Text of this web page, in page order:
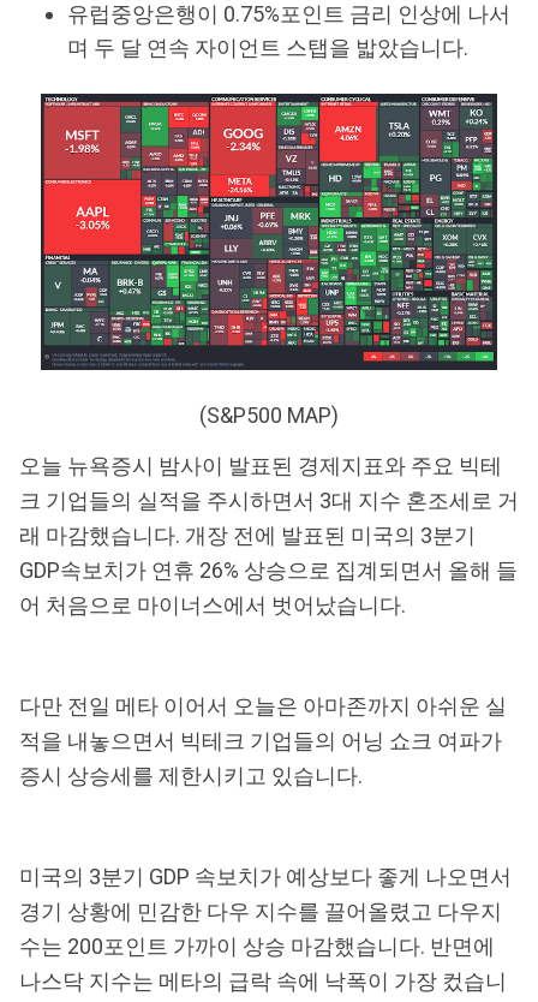
유럽중앙은행이 0.75%포인트 금리 인상에 나서
며 두 달 연속 자이언트 스탭을 밟았습니다.
(S&P500 MAP)
오늘 뉴욕증시 밤사이 발표된 경제지표와 주요 빅테
크 기업들의 실적을 주시하면서 3대 지수 혼조세로 거
래 마감했습니다. 개장 전에 발표된 미국의 3분기
GDP속보치가 연휴 26% 상승으로 집계되면서 올해 들
어 처음으로 마이너스에서 벗어났습니다.
다만 전일 메타 이어서 오늘은 아마존까지 아쉬운 실
적을 내놓으면서 빅테크 기업들의 어닝 쇼크 여파가
증시 상승세를 제한시키고 있습니다.
미국의 3분기 GDP 속보치가 예상보다 좋게 나오면서
경기 상황에 민감한 다우 지수를 끌어올렸고 다우지
수는 200포인트 가까이 상승 마감했습니다. 반면에
나스닥 지수는 메타의 급락 속에 낙폭이 가장 컸습니